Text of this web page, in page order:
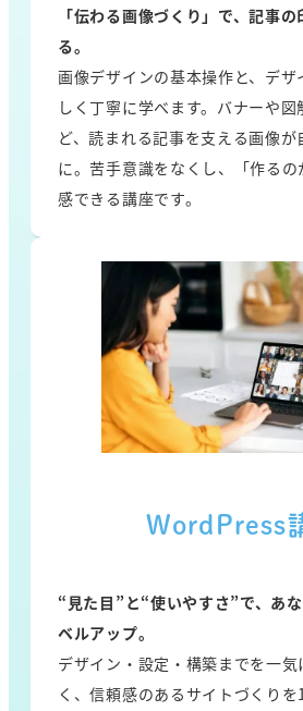
「伝わる画像づくり」で、記事
る。
画像デザインの基本操作と、デザ
しく丁寧に学べます。バナーや図
ど、読まれる記事を支える画像が
に。苦手意識をなくし、「作る
感できる講座です。
WordPress
“見た目”と“使いやすさ”で、あ
ベルアップ。
デザイン・設定・構築までを一
く、信頼感のあるサイトづくり